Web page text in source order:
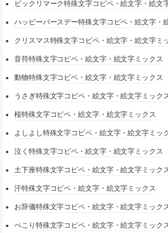
ビックリマーク特殊文字コピペ・絵文字・絵文
ハッピーバースデー特殊文字コピペ・絵文字・
クリスマス特殊文字コピペ・絵文字・絵文字ミ
音符特殊文字コピペ・絵文字・絵文字ミックス
動物特殊文字コピペ・絵文字・絵文字ミックス
うさぎ特殊文字コピペ・絵文字・絵文字ミック
桜特殊文字コピペ・絵文字・絵文字ミックス
よしよし特殊文字コピペ・絵文字・絵文字ミッ
泣く特殊文字コピペ・絵文字・絵文字ミックス
土下座特殊文字コピペ・絵文字・絵文字ミック
汗特殊文字コピペ・絵文字・絵文字ミックス
お辞儀特殊文字コピペ・絵文字・絵文字ミック
ぺこり特殊文字コピペ・絵文字・絵文字ミック